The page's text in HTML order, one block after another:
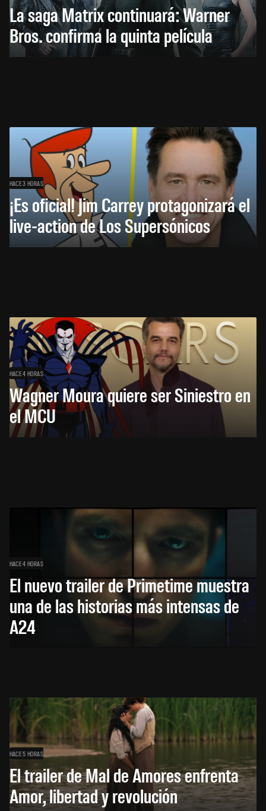
La saga Matrix continuará: Warner
Bros. confirma la quinta película
HACE 3 HORAS
¡Es oficial! Jim Carrey protagonizará el
live-action de Los Supersónicos
HACE 4 HORAS
Wagner Moura quiere ser Siniestro en
el MCU
HACE 4 HORAS
El nuevo trailer de Primetime muestra
una de las historias más intensas de
A24
HACE 5 HORAS
El trailer de Mal de Amores enfrenta
Amor, libertad y revolución